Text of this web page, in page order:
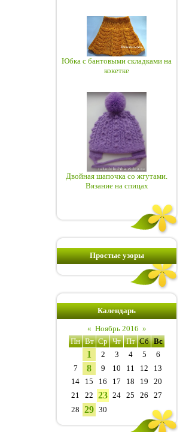
Юбка с бантовыми складками на
кокетке
Двойная шапочка со жгутами.
Вязание на спицах
Простые узоры
Календарь
« Ноябрь 2016 »
Пн Вт Ср Чт Пт Сб Вс
1 2 3 4 5
6
7
8 9 10 11 12
13
14
15 16 17 18 19
20
21
22 23 24 25 26
27
28 29 30